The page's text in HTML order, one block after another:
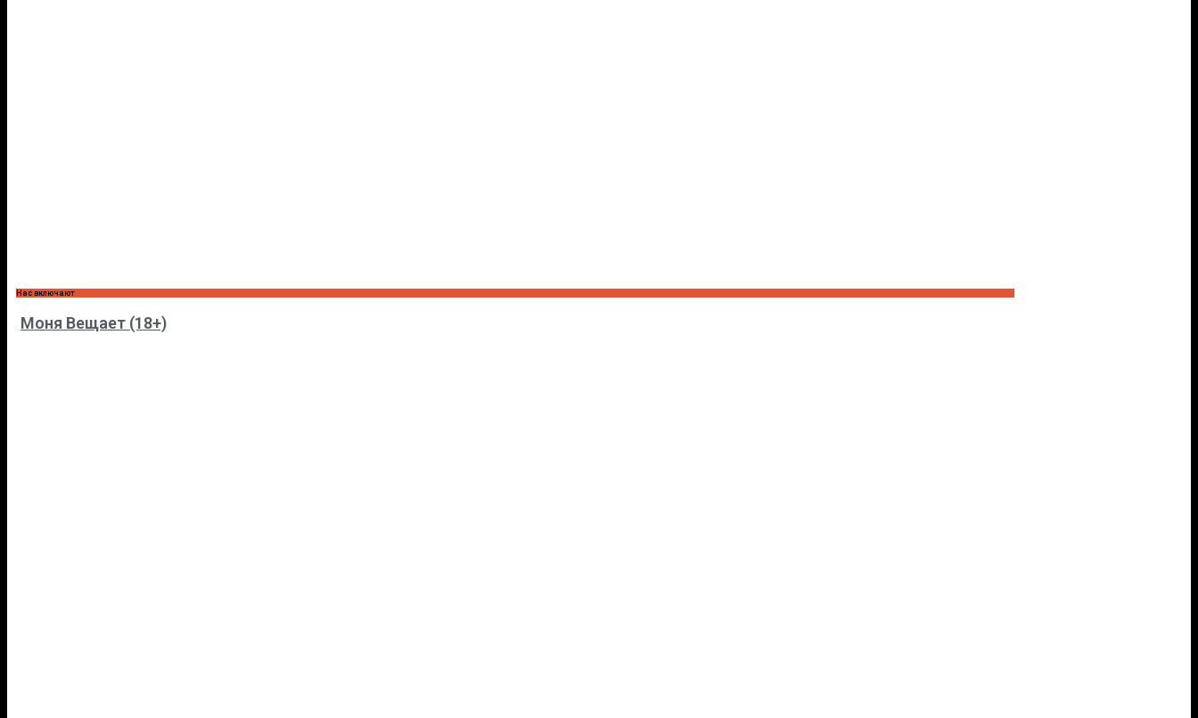
Нас включают
Моня Вещает (18+)